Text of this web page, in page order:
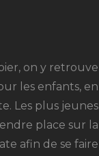
on y retrouve
les enfants, en
Les plus jeunes
place sur la
afin de se faire